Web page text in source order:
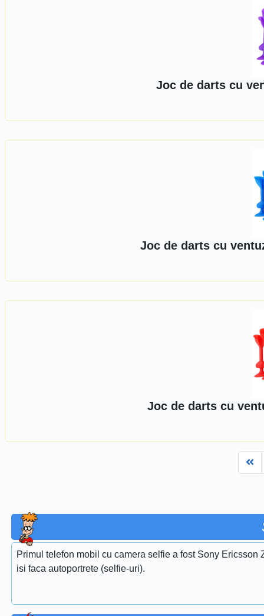
Joc de darts cu
Joc de darts cu
Joc de darts cu
Primul telefon mobil cu camera selfie a fost Sony
isi faca autoportrete (selfie-uri).